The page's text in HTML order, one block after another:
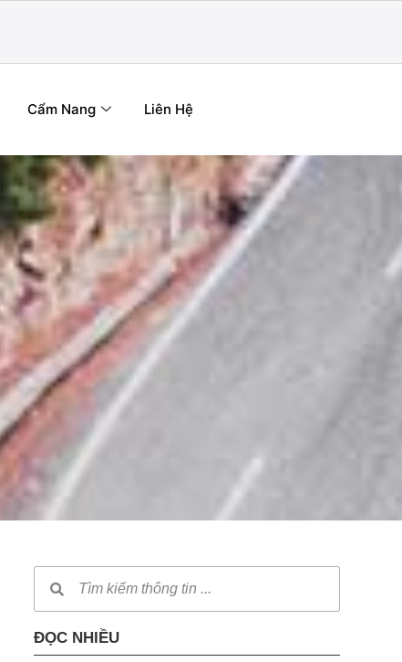
Cẩm Nang Liên Hệ
ĐỌC NHIỀU